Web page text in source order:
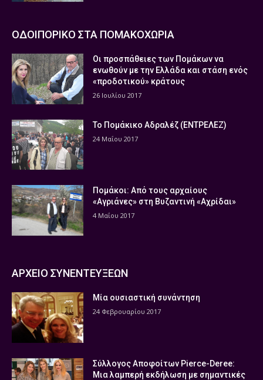
ΟΔΟΙΠΟΡΙΚΟ ΣΤΑ ΠΟΜΑΚΟΧΩΡΙΑ
Οι προσπάθειες των Πομάκων να
ενωθούν με την Ελλάδα και στάση ενός
«προδοτικού» κράτους
26 Ιουλίου 2017
Το Πομάκικο Αδραλέζ (ΕΝΤΡΕΛΕΖ)
24 Μαΐου 2017
Πομάκοι: Από τους αρχαίους
«Αγριάνες» στη Βυζαντινή «Αχρίδαι»
4 Μαΐου 2017
ΑΡΧΕΙΟ ΣΥΝΕΝΤΕΥΞΕΩΝ
Μία ουσιαστική συνάντηση
24 Φεβρουαρίου 2017
Σύλλογος Αποφοίτων Pierce-Deree:
Μια λαμπερή εκδήλωση με σημαντικές